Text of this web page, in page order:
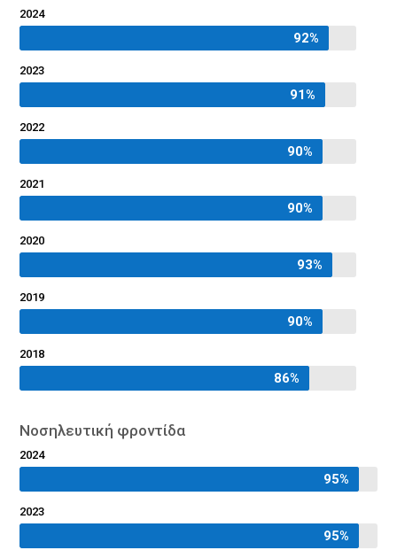
2024
92%
92%
2023
91%
91%
2022
90%
90%
2021
90%
90%
2020
93%
93%
2019
90%
90%
2018
86%
86%
Νοσηλευτική φροντίδα
2024
95%
95%
2023
95%
95%